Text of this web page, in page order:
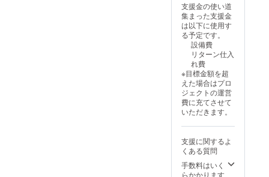
支援金の使い道
集まった支援金
は以下に使用す
る予定です。
設備費
リターン仕入
れ費
※目標金額を超
えた場合はプロ
ジェクトの運営
費に充てさせて
いただきます。
支援に関するよ
くある質問
手数料はいく
らかかります